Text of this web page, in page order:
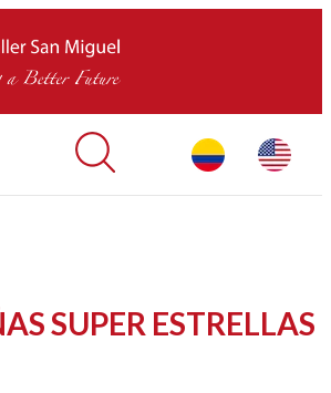
INICIO
SUPER ESTRELLAS